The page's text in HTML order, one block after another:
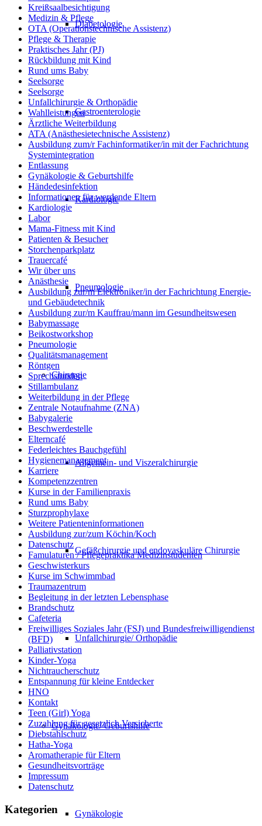
Diabetologie
Gastroenterologie
Kardiologie
Pneumologie
Chirurgie
Allgemein- und Viszeralchirurgie
Gefäßchirurgie und endovaskuläre Chirurgie
Unfallchirurgie/ Orthopädie
Gynäkologie/ Geburtshilfe
Gynäkologie
Kreißsaalbesichtigung
Medizin & Pflege
OTA (Operationstechnische Assistenz)
Pflege & Therapie
Praktisches Jahr (PJ)
Rückbildung mit Kind
Rund ums Baby
Seelsorge
Seelsorge
Unfallchirurgie & Orthopädie
Wahlleistungen
Ärztliche Weiterbildung
ATA (Anästhesietechnische Assistenz)
Ausbildung zum/r Fachinformatiker/in mit der Fachrichtung
Systemintegration
Entlassung
Gynäkologie & Geburtshilfe
Händedesinfektion
Informationen für werdende Eltern
Kardiologie
Labor
Mama-Fitness mit Kind
Patienten & Besucher
Storchenparkplatz
Trauercafé
Wir über uns
Anästhesie
Ausbildung zur/m Elektroniker/in der Fachrichtung Energie-
und Gebäudetechnik
Ausbildung zur/m Kauffrau/mann im Gesundheitswesen
Babymassage
Beikostworkshop
Pneumologie
Qualitätsmanagement
Röntgen
Sprechstunden
Stillambulanz
Weiterbildung in der Pflege
Zentrale Notaufnahme (ZNA)
Babygalerie
Beschwerdestelle
Elterncafé
Federleichtes Bauchgefühl
Hygienemanagement
Karriere
Kompetenzzentren
Kurse in der Familienpraxis
Rund ums Baby
Sturzprophylaxe
Weitere Patienteninformationen
Ausbildung zur/zum Köchin/Koch
Datenschutz
Famulaturen / Pflegepraktika Medizinstudenten
Geschwisterkurs
Kurse im Schwimmbad
Traumazentrum
Begleitung in der letzten Lebensphase
Brandschutz
Cafeteria
Freiwilliges Soziales Jahr (FSJ) und Bundesfreiwilligendienst
(BFD)
Palliativstation
Kinder-Yoga
Nichtraucherschutz
Entspannung für kleine Entdecker
HNO
Kontakt
Teen (Girl) Yoga
Zuzahlung für gesetzlich Versicherte
Diebstahlschutz
Hatha-Yoga
Aromatherapie für Eltern
Gesundheitsvorträge
Impressum
Datenschutz
Kategorien